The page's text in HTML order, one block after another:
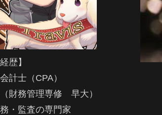
歴】
計士（CPA）
財務管理専修 早大）
・監査の専門家